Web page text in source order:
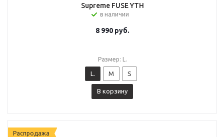
Supreme FUSE YTH
в наличии
8 990руб.
Размер: L.
L. M S
В корзину
Распродажа